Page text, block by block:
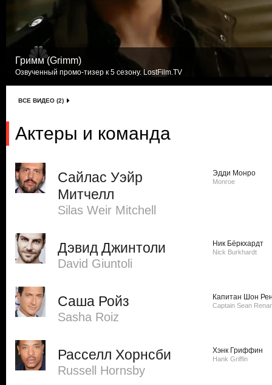
Гримм (Grimm)
Озвученный промо-тизер к 5 сезону. LostFilm.TV
ВСЕ ВИДЕО (2)
Актеры и команда
Сайлас Уэйр
Митчелл
Silas Weir Mitchell
Эдди Монро
Monroe
Дэвид Джинтоли
David Giuntoli
Ник Бёркхардт
Nick Burkhardt
Саша Ройз
Sasha Roiz
Капитан Шон
Captain Sean
Расселл Хорнсби
Russell Hornsby
Хэнк Гриффин
Hank Griffin